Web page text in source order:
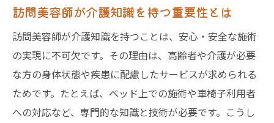
訪問美容師が介護知識を持つ重要性とは
訪問美容師が介護知識を持つことは、安心・安全な施術
の実現に不可欠です。その理由は、高齢者や介護が必要
な方の身体状態や疾患に配慮したサービスが求められる
ためです。たとえば、ベッド上での施術や車椅子利用者
への対応など、専門的な知識と技術が必要です。こうし